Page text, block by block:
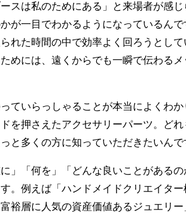
スは私のためにある」と来場者が感じ
が一目でわかるようになっているん
れた時間の中で効率よく回ろうとし
めには、遠くからでも一瞬で伝わる
ていらっしゃることが本当によくわか
を押さえたアクセサリーパーツ。ど
と多くの方に知っていただきたいんで
」「何を」「どんな良いことがある
。例えば「ハンドメイドクリエイタ
裕層に人気の資産価値あるジュエリー